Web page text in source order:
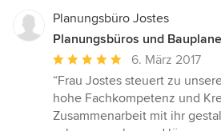
Planungsbüro Jostes
Planungsbüros und
Durchschnittliche
Bewertung:
5
von
6. März 2017
“Frau Jostes steuert zu
hohe Fachkompetenz und
Zusammenarbeit mit ihr